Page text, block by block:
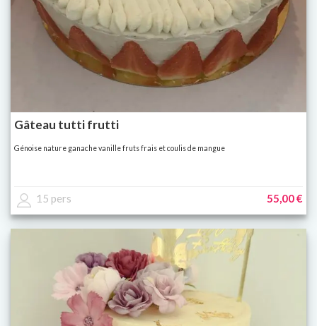
Gâteau tutti frutti
Génoise nature ganache vanille fruts frais et coulis de mangue
15 pers 55,00 €